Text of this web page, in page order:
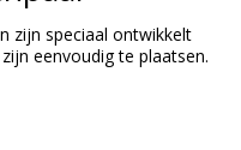
zijn speciaal ontwikkelt
eenvoudig te plaatsen.